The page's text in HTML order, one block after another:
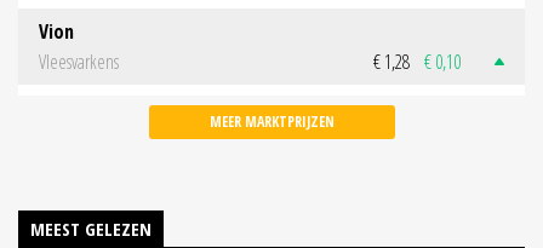
Vion
Vleesvarkens
€ 1,28 € 0,10
MEER MARKTPRIJZEN
MEEST GELEZEN